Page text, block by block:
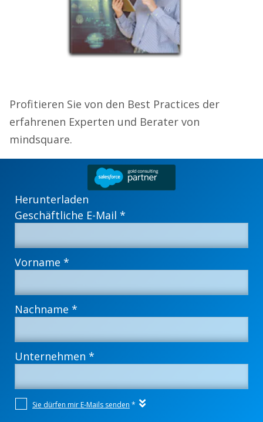
Profitieren Sie von den Best Practices der
erfahrenen Experten und Berater von
mindsquare.
Herunterladen